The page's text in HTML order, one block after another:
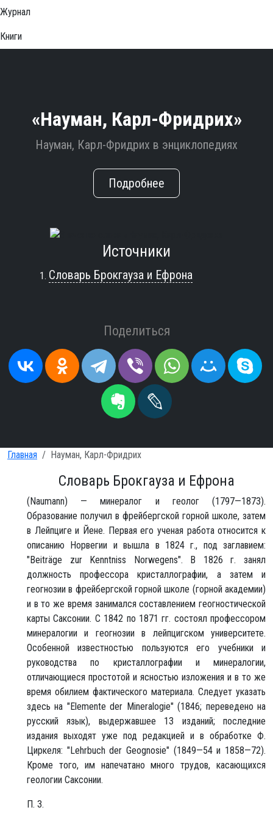
Журнал
Книги
«Науман, Карл-Фридрих»
Науман, Карл-Фридрих в энциклопедиях
Подробнее
Источники
Словарь Брокгауза и Ефрона
Поделиться
Главная Науман, Карл-Фридрих
Словарь Брокгауза и Ефрона
(Naumann) — минералог и геолог (1797—1873).
Образование получил в фрейбергской горной школе, затем
в Лейпциге и Йене. Первая его ученая работа относится к
описанию Норвегии и вышла в 1824 г., под заглавием:
"Beiträge zur Kenntniss Norwegens". В 1826 г. занял
должность профессора кристаллографии, а затем и
геогнозии в фрейбергской горной школе (горной академии)
и в то же время занимался составлением геогностической
карты Саксонии. С 1842 по 1871 гг. состоял профессором
минералогии и геогнозии в лейпцигском университете.
Особенной известностью пользуются его учебники и
руководства по кристаллографии и минералогии,
отличающиеся простотой и ясностью изложения и в то же
время обилием фактического материала. Следует указать
здесь на "Elemente der Mineralogie" (1846; переведено на
русский язык), выдержавшее 13 изданий; последние
издания выходят уже под редакцией и в обработке Ф.
Циркеля: "Lehrbuch der Geognosie" (1849—54 и 1858—72).
Кроме того, им напечатано много трудов, касающихся
геологии Саксонии.
П. З.